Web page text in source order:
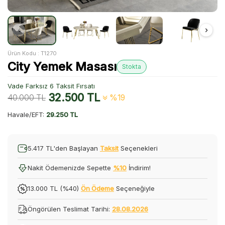
Ürün Kodu : T1270
City Yemek Masası Stokta
Vade Farksız 6 Taksit Fırsatı
40.000TL 32.500TL %19
Havale/EFT: 29.250 TL
5.417 TL'den Başlayan Taksit Seçenekleri
Nakit Ödemenizde Sepette %10 İndirim!
13.000 TL (%40) Ön Ödeme Seçeneğiyle
Öngörülen Teslimat Tarihi: 28.08.2026